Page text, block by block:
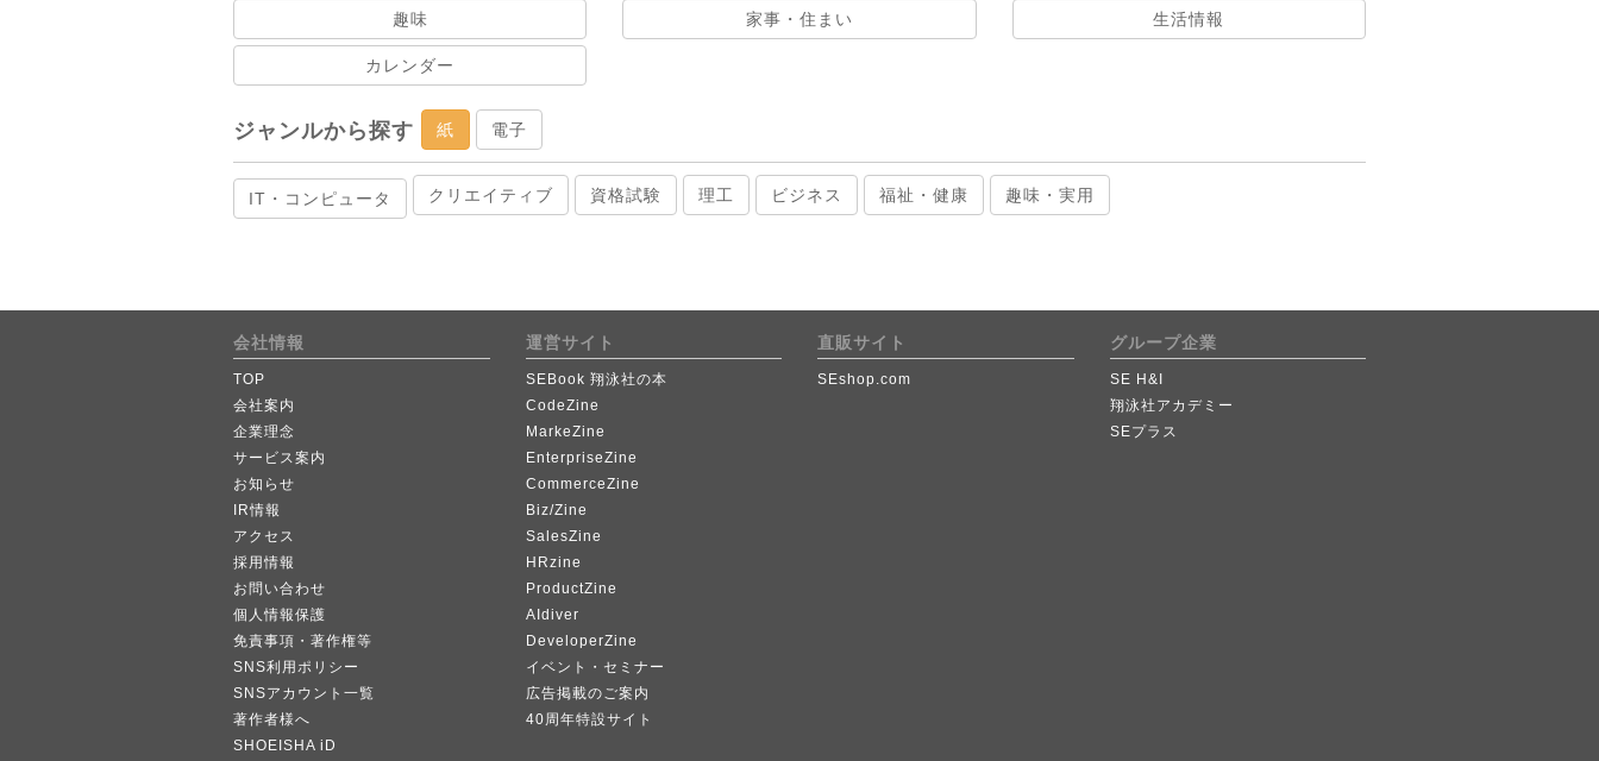
趣味 家事・住まい 生活情報
カレンダー
ジャンルから探す 紙 電子
IT・コンピュータ クリエイティブ 資格試験 理工 ビジネス 福祉・健康 趣味・実用
会社情報
TOP
会社案内
企業理念
サービス案内
お知らせ
IR情報
アクセス
採用情報
お問い合わせ
個人情報保護
免責事項・著作権等
SNS利用ポリシー
SNSアカウント一覧
著作者様へ
SHOEISHA iD
運営サイト
SEBook 翔泳社の本
CodeZine
MarkeZine
EnterpriseZine
CommerceZine
Biz/Zine
SalesZine
HRzine
ProductZine
AIdiver
DeveloperZine
イベント・セミナー
広告掲載のご案内
40周年特設サイト
直販サイト
SEshop.com
グループ企業
SE H&I
翔泳社アカデミー
SEプラス